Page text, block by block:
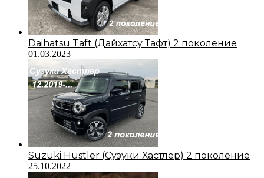
Daihatsu Taft (Дайхатсу Тафт) 2 поколение
01.03.2023
Suzuki Hustler (Сузуки Хастлер) 2 поколение
25.10.2022